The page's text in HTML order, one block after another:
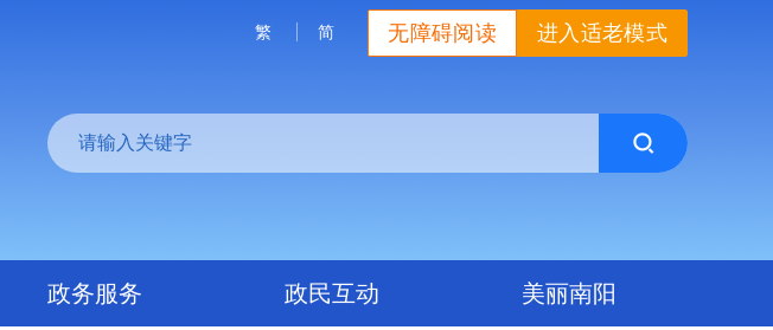
进入适老模式
无障碍阅读
繁 简
政务服务 政民互动 美丽南阳